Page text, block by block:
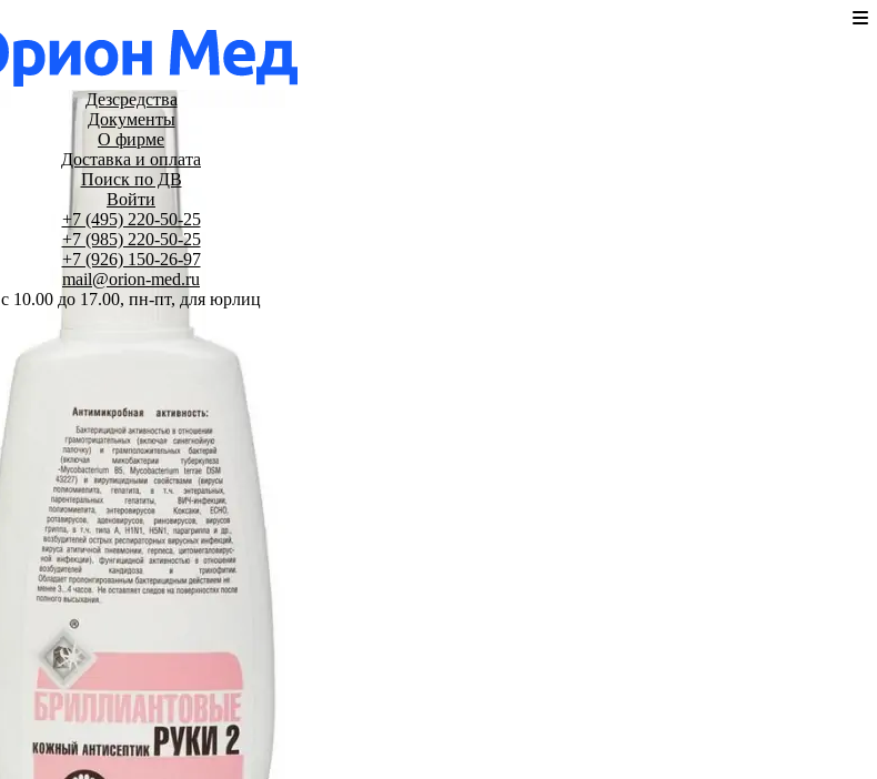
Дезсредства
Документы
О фирме
Доставка и оплата
Поиск по ДВ
Войти
+7 (495) 220-50-25
+7 (985) 220-50-25
+7 (926) 150-26-97
mail@orion-med.ru
c 10.00 до 17.00, пн-пт, для юрлиц